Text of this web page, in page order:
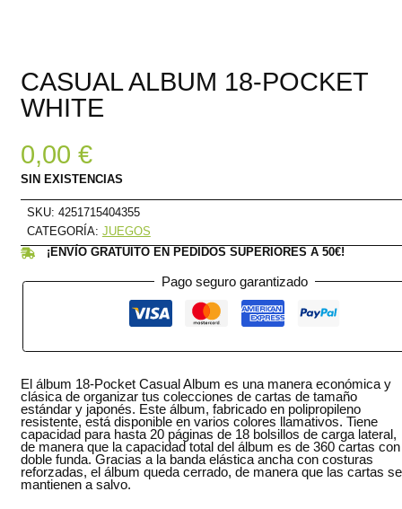
CASUAL ALBUM 18-POCKET
WHITE
0,00 €
SIN EXISTENCIAS
SKU: 4251715404355
CATEGORÍA: JUEGOS
¡ENVÍO GRATUITO EN PEDIDOS SUPERIORES A 50€!
Pago seguro garantizado
El álbum 18-Pocket Casual Album es una manera económica y
clásica de organizar tus colecciones de cartas de tamaño
estándar y japonés. Este álbum, fabricado en polipropileno
resistente, está disponible en varios colores llamativos. Tiene
capacidad para hasta 20 páginas de 18 bolsillos de carga lateral,
de manera que la capacidad total del álbum es de 360 cartas con
doble funda. Gracias a la banda elástica ancha con costuras
reforzadas, el álbum queda cerrado, de manera que las cartas se
mantienen a salvo.